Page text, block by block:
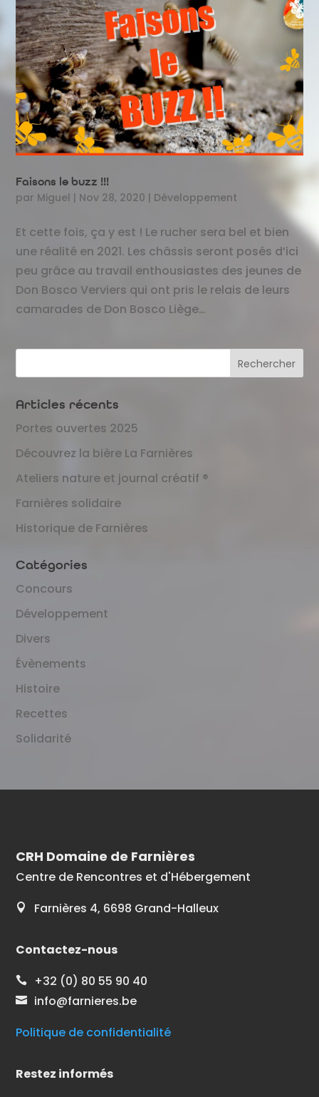
Faisons le buzz !!!
par Miguel | Nov 28, 2020 | Développement
Et cette fois, ça y est ! Le rucher sera bel et bien
une réalité en 2021. Les châssis seront posés d’ici
peu grâce au travail enthousiastes des jeunes de
Don Bosco Verviers qui ont pris le relais de leurs
camarades de Don Bosco Liège…
Articles récents
Portes ouvertes 2025
Découvrez la bière La Farnières
Ateliers nature et journal créatif ®
Farnières solidaire
Historique de Farnières
Catégories
Concours
Développement
Divers
Évènements
Histoire
Recettes
Solidarité
CRH Domaine de Farnières
Centre de Rencontres et d'Hébergement
 Farnières 4, 6698 Grand-Halleux
Contactez-nous
 +32 (0) 80 55 90 40

info@farnieres.be
Politique de confidentialité
Restez informés